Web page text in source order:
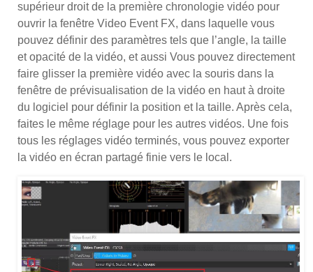
supérieur droit de la première chronologie vidéo pour
ouvrir la fenêtre Video Event FX, dans laquelle vous
pouvez définir des paramètres tels que l’angle, la taille
et opacité de la vidéo, et aussi Vous pouvez directement
faire glisser la première vidéo avec la souris dans la
fenêtre de prévisualisation de la vidéo en haut à droite
du logiciel pour définir la position et la taille. Après cela,
faites le même réglage pour les autres vidéos. Une fois
tous les réglages vidéo terminés, vous pouvez exporter
la vidéo en écran partagé finie vers le local.